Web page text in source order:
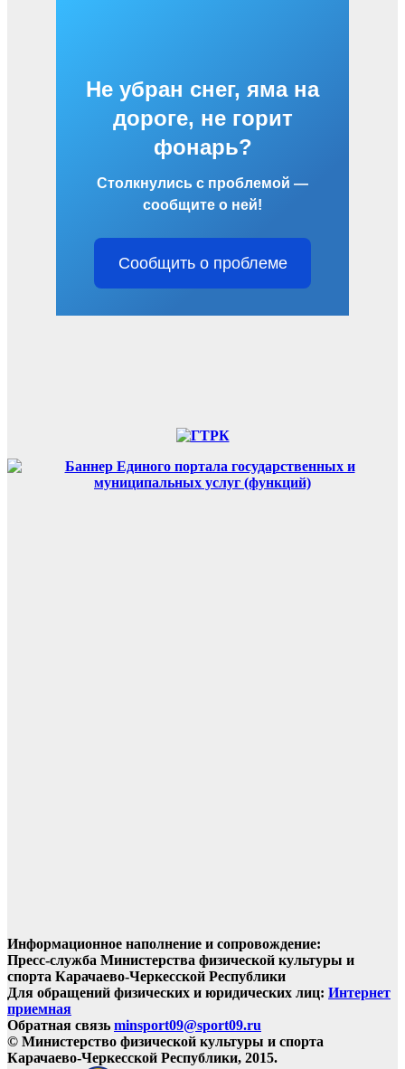
Не убран снег, яма на
дороге, не горит
фонарь?
Столкнулись с проблемой —
сообщите о ней!
Сообщить о проблеме
Информационное наполнение и сопровождение:
Пресс-служба Министерства физической культуры и
спорта Карачаево-Черкесской Республики
Для обращений физических и юридических лиц: Интернет
приемная
Обратная связь minsport09@sport09.ru
© Министерство физической культуры и спорта
Карачаево-Черкесской Республики, 2015.